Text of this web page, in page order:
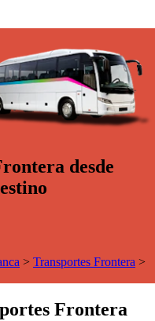
desde
> Transportes Frontera >
Frontera